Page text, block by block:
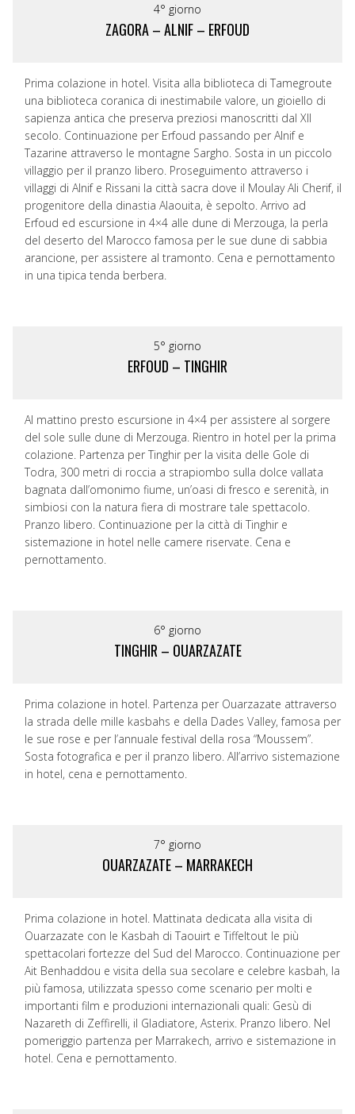
4° giorno
ZAGORA – ALNIF – ERFOUD
Prima colazione in hotel. Visita alla biblioteca di Tamegroute
una biblioteca coranica di inestimabile valore, un gioiello di
sapienza antica che preserva preziosi manoscritti dal XII
secolo. Continuazione per Erfoud passando per Alnif e
Tazarine attraverso le montagne Sargho. Sosta in un piccolo
villaggio per il pranzo libero. Proseguimento attraverso i
villaggi di Alnif e Rissani la città sacra dove il Moulay Ali Cherif, il
progenitore della dinastia Alaouita, è sepolto. Arrivo ad
Erfoud ed escursione in 4×4 alle dune di Merzouga, la perla
del deserto del Marocco famosa per le sue dune di sabbia
arancione, per assistere al tramonto. Cena e pernottamento
in una tipica tenda berbera.
5° giorno
ERFOUD – TINGHIR
Al mattino presto escursione in 4×4 per assistere al sorgere
del sole sulle dune di Merzouga. Rientro in hotel per la prima
colazione. Partenza per Tinghir per la visita delle Gole di
Todra, 300 metri di roccia a strapiombo sulla dolce vallata
bagnata dall’omonimo fiume, un’oasi di fresco e serenità, in
simbiosi con la natura fiera di mostrare tale spettacolo.
Pranzo libero. Continuazione per la città di Tinghir e
sistemazione in hotel nelle camere riservate. Cena e
pernottamento.
6° giorno
TINGHIR – OUARZAZATE
Prima colazione in hotel. Partenza per Ouarzazate attraverso
la strada delle mille kasbahs e della Dades Valley, famosa per
le sue rose e per l’annuale festival della rosa “Moussem”.
Sosta fotografica e per il pranzo libero. All’arrivo sistemazione
in hotel, cena e pernottamento.
7° giorno
OUARZAZATE – MARRAKECH
Prima colazione in hotel. Mattinata dedicata alla visita di
Ouarzazate con le Kasbah di Taouirt e Tiffeltout le più
spettacolari fortezze del Sud del Marocco. Continuazione per
Ait Benhaddou e visita della sua secolare e celebre kasbah, la
più famosa, utilizzata spesso come scenario per molti e
importanti film e produzioni internazionali quali: Gesù di
Nazareth di Zeffirelli, il Gladiatore, Asterix. Pranzo libero. Nel
pomeriggio partenza per Marrakech, arrivo e sistemazione in
hotel. Cena e pernottamento.